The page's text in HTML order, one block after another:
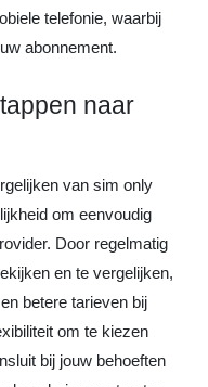
telefonie, waarbij
abonnement.
naar
van sim only
om eenvoudig
Door regelmatig
en te vergelijken,
betere tarieven bij
om te kiezen
bij jouw behoeften